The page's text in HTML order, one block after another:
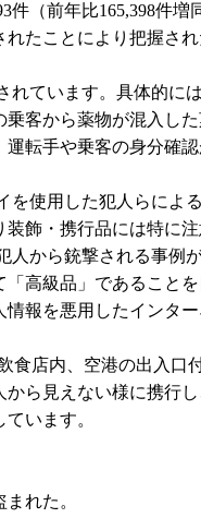
（前年比165,398件
たことにより把握さ
ています。具体的に
客から薬物が混入し
転手や乗客の身分確
使用した犯人らによ
飾・携行品には特に注
から銃撃される事例
高級品」であること
報を悪用したインタ
店内、空港の出入口
ら見えない様に携行
います。
れた。